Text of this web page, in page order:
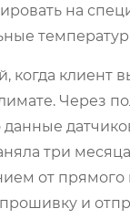
на
когда
Через
три
от
и